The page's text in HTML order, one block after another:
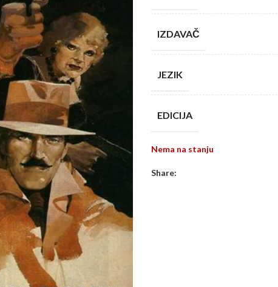
IZDAVAČ
JEZIK
EDICIJA
Nema na stanju
Share: